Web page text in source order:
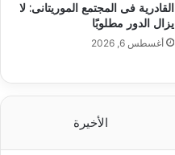
القادرية فى المجتمع الموريتانى: لا
يزال الدور مطلوبًا
أغسطس 6, 2026
الأخيرة